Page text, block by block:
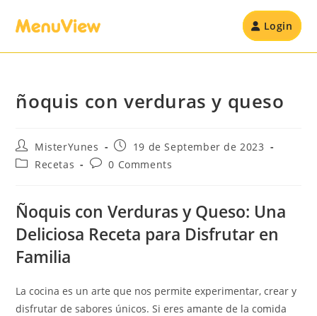
Login
ñoquis con verduras y queso
MisterYunes
19 de September de 2023
Recetas
0 Comments
Ñoquis con Verduras y Queso: Una
Deliciosa Receta para Disfrutar en
Familia
La cocina es un arte que nos permite experimentar, crear y
disfrutar de sabores únicos. Si eres amante de la comida